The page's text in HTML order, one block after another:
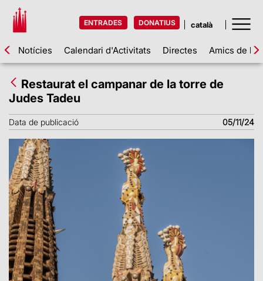
ENTRADES DONATIUS
Notícies Calendari d'Activitats Directes Amics de la
Restaurat el campanar de la torre de
Judes Tadeu
Data de publicació 05/11/24